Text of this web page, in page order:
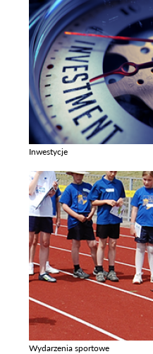
Inwestycje
Wydarzenia sportowe